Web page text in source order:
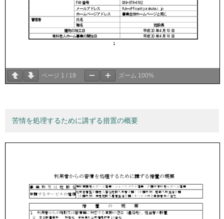
ページ 1 / 19 ズーム 100%
苦情を処理するために講ずる措置の概要